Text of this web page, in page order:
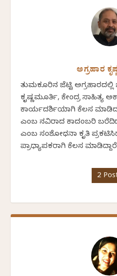
ಅಗ್ರಹಾರ
ತುಮಕೂರಿನ ಜೆಟ್ಟಿ
ಕೃಷ್ಣಮೂರ್ತಿ, ಕೇಂದ್ರ ಸಾಹಿತ್ಯ
ಕಾರ್ಯದರ್ಶಿಯಾಗಿ ಕೆಲಸ
ಎಂಬ ನವಿರಾದ ಕಾದಂಬರಿ
ಎಂಬ ಸಂಶೋಧನಾ ಕೃತಿ
ಪ್ರಾಧ್ಯಾಪಕರಾಗಿ ಕೆಲಸ
2